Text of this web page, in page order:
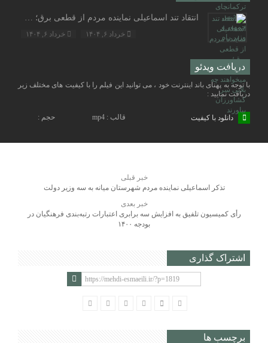
انتقاد تند اسماعیلی نماینده مردم از قطعی برق؛ مسئولان میخواهند چه بلایی سر کشاورزان بیاورند
خرداد ۶, ۱۴۰۴ خرداد ۶, ۱۴۰۴
دریافت ویدئو
با توجه به پهنای باند اینترنت خود ، می توانید این فیلم را با کیفیت های مختلف زیر
دریافت نمایید :
دانلود با کیفیت قالب : mp4 حجم :
خبر قبلی
تذکر اسماعیلی نماینده مردم شهرستان میانه به سه وزیر دولت
خبر بعدی
رأی کمیسیون تلفیق به افزایش سه برابری اعتبارات رتبه‌بندی فرهنگیان در
بودجه ۱۴۰۰
اشتراک گذاری
برچسب ها